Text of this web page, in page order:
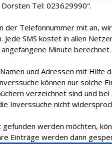
Tel: 023629990".
der Telefonnummer mit an,
SMS kostet in allen
Minute berechnet.
und Adressen mit Hilfe
können nur solche
verzeichnet sind und bei
Inverssuche nicht
werden möchten,
Einträge werden dann